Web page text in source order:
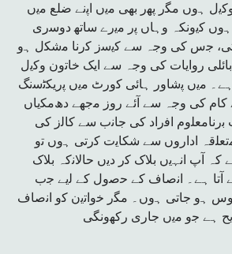
ﮨوں ﻣﮕر ﭘﮭر ﺑﮭﯽ ﻣﯾں اﭘﻧﮯ ﺿﻠﻊ ﻣﯾں
ﮐﯾوﻧﮑہ وﮨﺎں ﭘر ﻣﯾرے ﺳﺎﺗﮭ دوﺳری
ﺟس ﮐﯽ وجہ ﺳﮯ ﮐﯾﺳز ﮐرﻧﺎ ﻣﺷﮑل ﮨو
رواﯾﺎت ﮐﯽ وجہ ﺳﮯ اﯾﮏ ﺧﺎﺗون وﮐﯾل
ﻣﯾں ﭘﺷﺎور ﮨﺎﺋﯽ ﮐورٹ ﻣﯾں ﭘرﯾﮑﭨﺳﻧﮓ
ﮐﺎم ﮐﯽ وجہ ﺳﮯ آئے روز ﻣﺟﮭﮯ دھﻣﮑﯾﺎں
اﻓراد ﮐﯽ ﺟﺎﻧب ﺳﮯ ﮐﺎﻟز کی
اداروں ﺳﮯ ﺷﮑﺎﯾت ﮐرﺗﯽ ﮨوں ﺗو
کہ آپ اﻧﮩﯾں ﺑﻼک ﮐر دﯾں ﺣﺎﻻﻧکہ ﺑﻼک
آﺗﺎ ﮨﮯ۔ اﻧﺻﺎف ﮐﮯ ﺣﺻول ﮐﮯ ﻟﯾﮯ ﺟب
ﮨو ﺟﺎﺗﯽ ﮨوں۔ ﻣﮕر ﺧواﺗﯾن ﮐو اﻧﺻﺎف